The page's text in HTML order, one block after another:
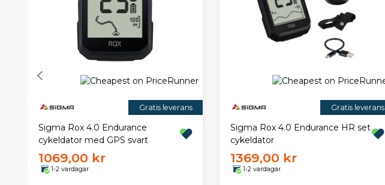
Gratis leverans
Sigma Rox 4.0 Endurance
cykeldator med GPS svart
1069,00 kr
1-2 vardagar
Gratis leverans
Sigma Rox 4.0 Endurance HR set
cykeldator
1369,00 kr
1-2 vardagar